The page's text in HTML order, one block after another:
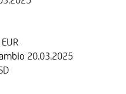
20.03.2025